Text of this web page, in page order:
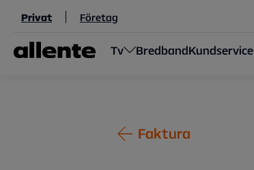
Hoppa till huvudinnehåll
Privat Företag
Tv BredbandKundservice
Faktura